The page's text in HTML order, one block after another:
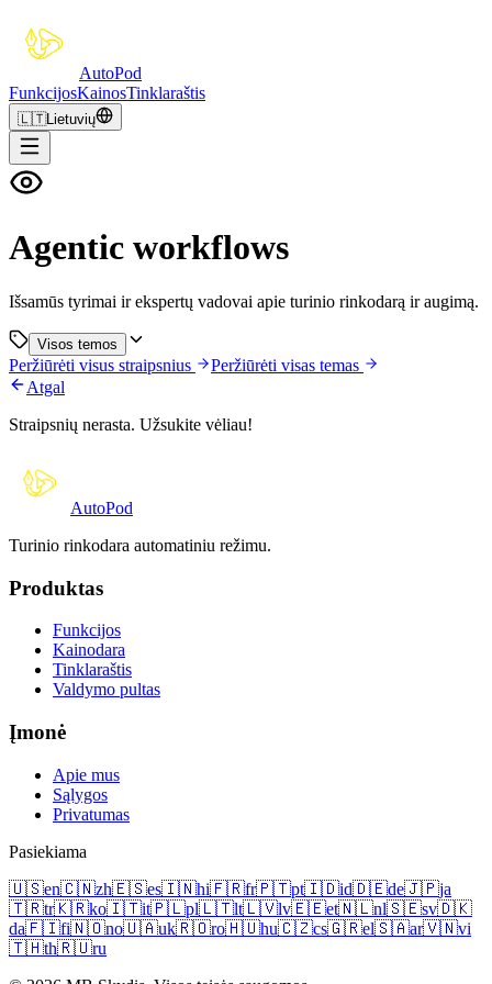
AutoPod
FunkcijosKainosTinklaraštis
🇱🇹Lietuvių
Agentic workflows
Išsamūs tyrimai ir ekspertų vadovai apie turinio rinkodarą ir augimą.
Visos temos
Peržiūrėti visus straipsnius
Peržiūrėti visas temas
Atgal
Straipsnių nerasta. Užsukite vėliau!
AutoPod
Turinio rinkodara automatiniu režimu.
Produktas
Funkcijos
Kainodara
Tinklaraštis
Valdymo pultas
Įmonė
Apie mus
Sąlygos
Privatumas
Pasiekiama
🇺🇸en🇨🇳zh🇪🇸es🇮🇳hi🇫🇷fr🇵🇹pt🇮🇩id🇩🇪de🇯🇵ja
🇹🇷tr🇰🇷ko🇮🇹it🇵🇱pl🇱🇹lt🇱🇻lv🇪🇪et🇳🇱nl🇸🇪sv🇩🇰
da🇫🇮fi🇳🇴no🇺🇦uk🇷🇴ro🇭🇺hu🇨🇿cs🇬🇷el🇸🇦ar🇻🇳vi
🇹🇭th🇷🇺ru